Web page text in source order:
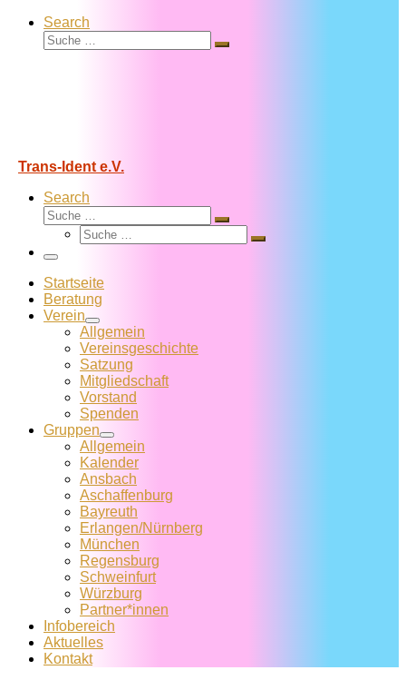
Search
Suche
Suche
Trans-Ident e.V.
Search
Suche
Suche
Suche
Suche
Menü
Startseite
Beratung
Verein
Allgemein
Vereins­geschichte
Satzung
Mitglied­schaft
Vorstand
Spenden
Gruppen
Allgemein
Kalender
Ansbach
Aschaffenburg
Bayreuth
Erlangen/Nürnberg
München
Regensburg
Schweinfurt
Würzburg
Partner*innen
Infobereich
Aktuelles
Kontakt